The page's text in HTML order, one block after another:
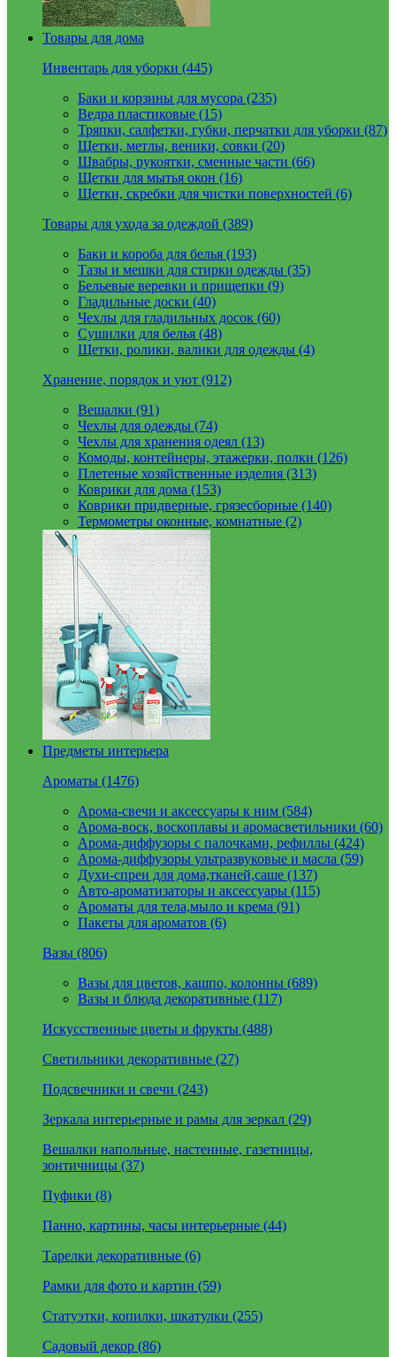
Товары для дома
Инвентарь для уборки (445)
Баки и корзины для мусора (235)
Ведра пластиковые (15)
Тряпки, салфетки, губки, перчатки для уборки (87)
Щетки, метлы, веники, совки (20)
Швабры, рукоятки, сменные части (66)
Щетки для мытья окон (16)
Щетки, скребки для чистки поверхностей (6)
Товары для ухода за одеждой (389)
Баки и короба для белья (193)
Тазы и мешки для стирки одежды (35)
Бельевые веревки и прищепки (9)
Гладильные доски (40)
Чехлы для гладильных досок (60)
Сушилки для белья (48)
Щетки, ролики, валики для одежды (4)
Хранение, порядок и уют (912)
Вешалки (91)
Чехлы для одежды (74)
Чехлы для хранения одеял (13)
Комоды, контейнеры, этажерки, полки (126)
Плетеные хозяйственные изделия (313)
Коврики для дома (153)
Коврики придверные, грязесборные (140)
Термометры оконные, комнатные (2)
Предметы интерьера
Ароматы (1476)
Арома-свечи и аксессуары к ним (584)
Арома-воск, воскоплавы и аромасветильники (60)
Арома-диффузоры с палочками, рефиллы (424)
Арома-диффузоры ультразвуковые и масла (59)
Духи-спреи для дома,тканей,саше (137)
Авто-ароматизаторы и аксессуары (115)
Ароматы для тела,мыло и крема (91)
Пакеты для ароматов (6)
Вазы (806)
Вазы для цветов, кашпо, колонны (689)
Вазы и блюда декоративные (117)
Искусственные цветы и фрукты (488)
Светильники декоративные (27)
Подсвечники и свечи (243)
Зеркала интерьерные и рамы для зеркал (29)
Вешалки напольные, настенные, газетницы,
зонтичницы (37)
Пуфики (8)
Панно, картины, часы интерьерные (44)
Тарелки декоративные (6)
Рамки для фото и картин (59)
Статуэтки, копилки, шкатулки (255)
Садовый декор (86)